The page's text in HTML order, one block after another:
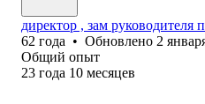
директор , зам руководителя
62 года • Обновлено 2
Общий опыт
23 года 10 месяцев